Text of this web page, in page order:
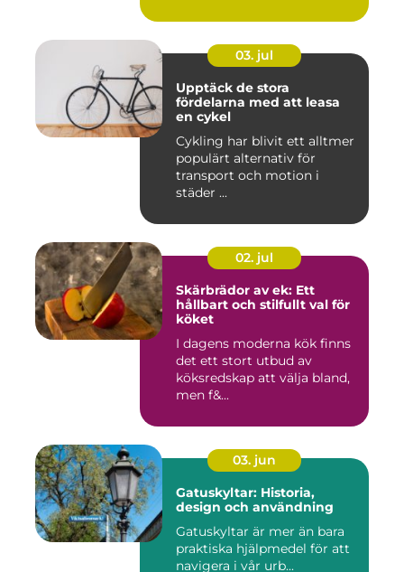
03. jul
Upptäck de stora
fördelarna med att leasa
en cykel
Cykling har blivit ett alltmer
populärt alternativ för
transport och motion i
städer ...
02. jul
Skärbrädor av ek: Ett
hållbart och stilfullt val för
köket
I dagens moderna kök finns
det ett stort utbud av
köksredskap att välja bland,
men f&...
03. jun
Gatuskyltar: Historia,
design och användning
Gatuskyltar är mer än bara
praktiska hjälpmedel för att
navigera i vår urb...